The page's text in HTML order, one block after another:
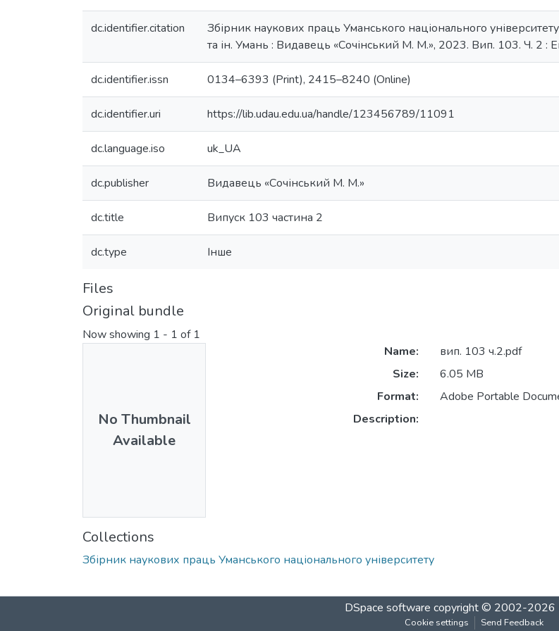
dc.identifier.citation
Збірник наукових праць Уманського національного
та ін. Умань : Видавець «Сочінський М. М.», 2023. Вип. 103. Ч. 2 :
dc.identifier.issn 0134–6393 (Print), 2415–8240 (Online)
dc.identifier.uri https://lib.udau.edu.ua/handle/123456789/11091
dc.language.iso uk_UA
dc.publisher Видавець «Сочінський М. М.»
dc.title Випуск 103 частина 2
dc.type Інше
Files
Original bundle
Now showing 1 - 1 of 1
No Thumbnail
Available
Name:
вип. 103 ч.2.pdf
Size:
6.05 MB
Format:
Adobe Portable
Description:
Collections
Збірник наукових праць Уманського національного університету
DSpace software copyright © 2002-2026
Cookie settings Send Feedback